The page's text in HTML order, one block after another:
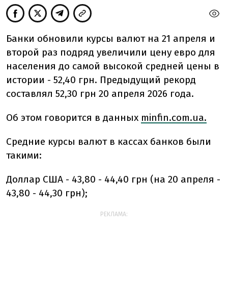
Банки обновили курсы валют на 21 апреля и
второй раз подряд увеличили цену евро для
населения до самой высокой средней цены в
истории - 52,40 грн. Предыдущий рекорд
составлял 52,30 грн 20 апреля 2026 года.
Об этом говорится в данных minfin.com.ua.
Средние курсы валют в кассах банков были
такими:
Доллар США - 43,80 - 44,40 грн (на 20 апреля -
43,80 - 44,30 грн);
РЕКЛАМА: